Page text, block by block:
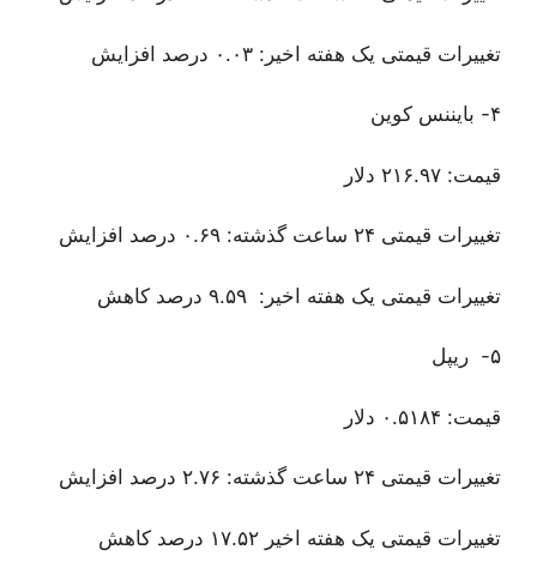
تغییرات قیمتی یک هفته اخیر: ۰.۰۳ درصد افزایش
۴- بایننس کوین
قیمت: ۲۱۶.۹۷ دلار
تغییرات قیمتی ۲۴ ساعت گذشته: ۰.۶۹ درصد افزایش
تغییرات قیمتی یک هفته اخیر: ۹.۵۹ درصد کاهش
۵- ریپل
قیمت: ۰.۵۱۸۴ دلار
تغییرات قیمتی ۲۴ ساعت گذشته: ۲.۷۶ درصد افزایش
تغییرات قیمتی یک هفته اخیر ۱۷.۵۲ درصد کاهش